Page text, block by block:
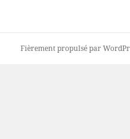
Fièrement propulsé par